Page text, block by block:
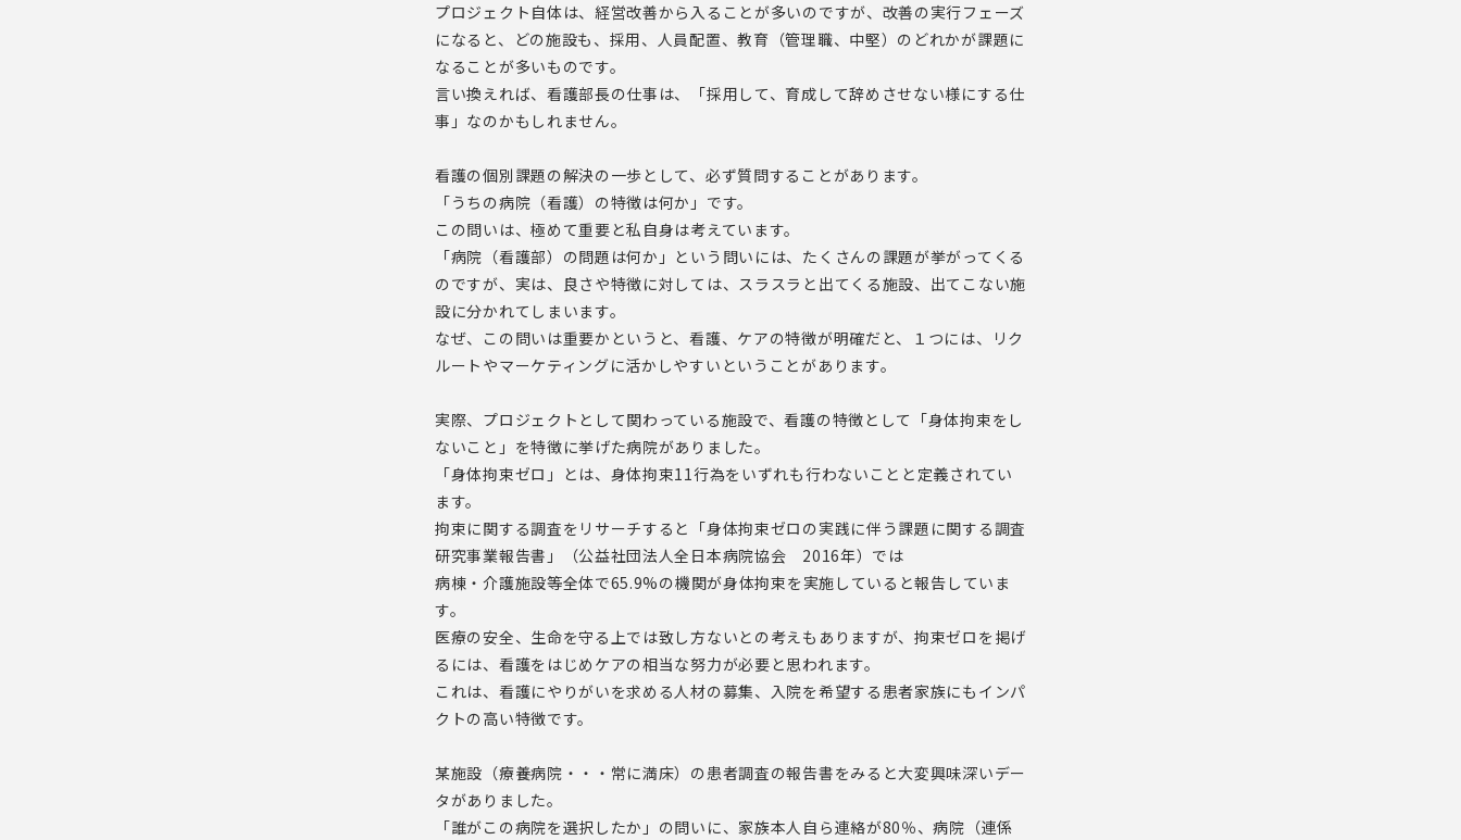
プロジェクト自体は、経営改善から入ることが多いのですが、改善の実行フェーズ
になると、どの施設も、採用、人員配置、教育（管理職、中堅）のどれかが課題に
なることが多いものです。
言い換えれば、看護部長の仕事は、「採用して、育成して辞めさせない様にする仕
事」なのかもしれません。
看護の個別課題の解決の一歩として、必ず質問することがあります。
「うちの病院（看護）の特徴は何か」です。
この問いは、極めて重要と私自身は考えています。
「病院（看護部）の問題は何か」という問いには、たくさんの課題が挙がってくる
のですが、実は、良さや特徴に対しては、スラスラと出てくる施設、出てこない施
設に分かれてしまいます。
なぜ、この問いは重要かというと、看護、ケアの特徴が明確だと、１つには、リク
ルートやマーケティングに活かしやすいということがあります。
実際、プロジェクトとして関わっている施設で、看護の特徴として「身体拘束をし
ないこと」を特徴に挙げた病院がありました。
「身体拘束ゼロ」とは、身体拘束11行為をいずれも行わないことと定義されてい
ます。
拘束に関する調査をリサーチすると「身体拘束ゼロの実践に伴う課題に関する調査
研究事業報告書」（公益社団法人全日本病院協会 2016年）では
病棟・介護施設等全体で65.9%の機関が身体拘束を実施していると報告していま
す。
医療の安全、生命を守る上では致し方ないとの考えもありますが、拘束ゼロを掲げ
るには、看護をはじめケアの相当な努力が必要と思われます。
これは、看護にやりがいを求める人材の募集、入院を希望する患者家族にもインパ
クトの高い特徴です。
某施設（療養病院・・・常に満床）の患者調査の報告書をみると大変興味深いデー
タがありました。
「誰がこの病院を選択したか」の問いに、家族本人自ら連絡が80％、病院（連係